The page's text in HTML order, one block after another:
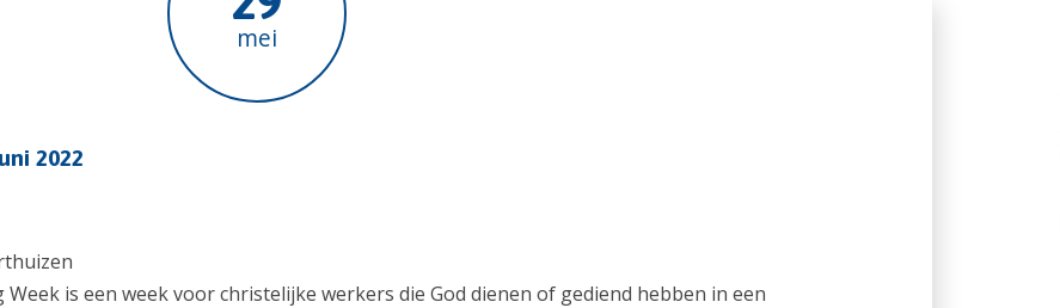
mei
2022
is een week voor christelijke werkers die God dienen of gediend hebben in een